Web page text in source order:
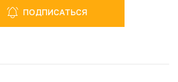
ПОДПИСАТЬСЯ